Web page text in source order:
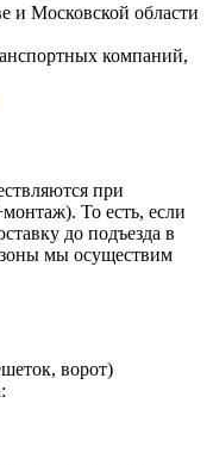
и Московской области
компаний,
при
То есть, если
до подъезда в
мы осуществим
ворот)